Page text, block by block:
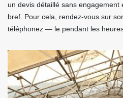
un devis détaillé sans
bref. Pour cela, rendez-vous sur
téléphonez — le pendant les